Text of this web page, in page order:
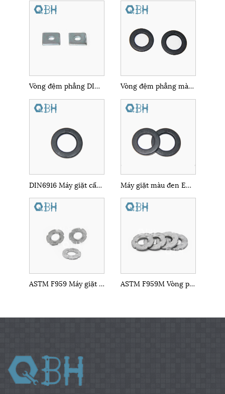
Vòng đệm phẳng DIN436 Vòng đệm vuông Vòng đệm phẳng màu đen bằng thép carbon DIN6919
DIN6916 Máy giặt cấu trúc bằng thép Máy giặt màu đen EN14399-6 với HV
ASTM F959 Máy giặt chỉ báo căng thẳng trực tiếp ASTM F959M Vòng phẳng đặc biệt